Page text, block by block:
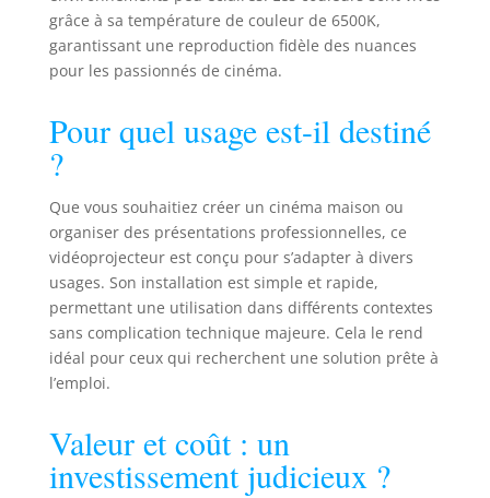
grâce à sa température de couleur de 6500K,
garantissant une reproduction fidèle des nuances
pour les passionnés de cinéma.
Pour quel usage est-il destiné
?
Que vous souhaitiez créer un cinéma maison ou
organiser des présentations professionnelles, ce
vidéoprojecteur est conçu pour s’adapter à divers
usages. Son installation est simple et rapide,
permettant une utilisation dans différents contextes
sans complication technique majeure. Cela le rend
idéal pour ceux qui recherchent une solution prête à
l’emploi.
Valeur et coût : un
investissement judicieux ?